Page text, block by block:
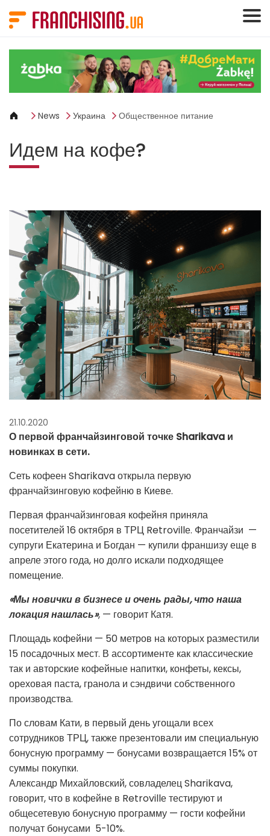
News Украина Общественное питание
Идем на кофе?
21.10.2020
О первой франчайзинговой точке Sharikava и
новинках в сети.
Сеть кофеен Sharikava открыла первую
франчайзинговую кофейню в Киеве.
Первая франчайзинговая кофейня приняла
посетителей 16 октября в ТРЦ Retrovillе. Франчайзи —
супруги Екатерина и Богдан — купили франшизу еще в
апреле этого года, но долго искали подходящее
помещение.
«Мы новички в бизнесе и очень рады, что наша
локация нашлась», — говорит Катя.
Площадь кофейни — 50 метров на которых разместили
15 посадочных мест. В ассортименте как классические
так и авторские кофейные напитки, конфеты, кексы,
ореховая паста, гранола и сэндвичи собственного
производства.
По словам Кати, в первый день угощали всех
сотрудников ТРЦ, также презентовали им специальную
бонусную программу — бонусами возвращается 15% от
суммы покупки.
Александр Михайловский, совладелец Sharikava,
говорит, что в кофейне в Retrovillе тестируют и
общесетевую бонусную программу — гости кофейни
получат бонусами 5-10%.